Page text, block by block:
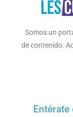
Somos un
de contenido.